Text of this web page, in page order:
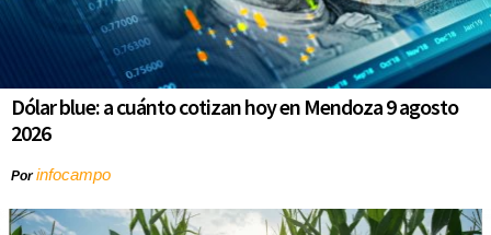
Dólar blue: a cuánto cotizan hoy en Mendoza 9 agosto
2026
Porinfocampo